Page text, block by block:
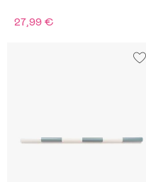
27,99 €